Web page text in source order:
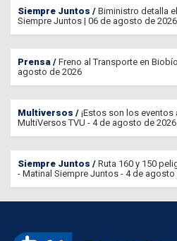
Siempre Juntos
Biministro detalla
Siempre Juntos | 06 de agosto de 2026
Prensa
Freno al Transporte en
agosto de 2026
Multiversos
¡Estos son los
MultiVersos TVU - 4 de agosto de 2026
Siempre Juntos
Ruta 160 y 150
- Matinal Siempre Juntos - 4 de agosto